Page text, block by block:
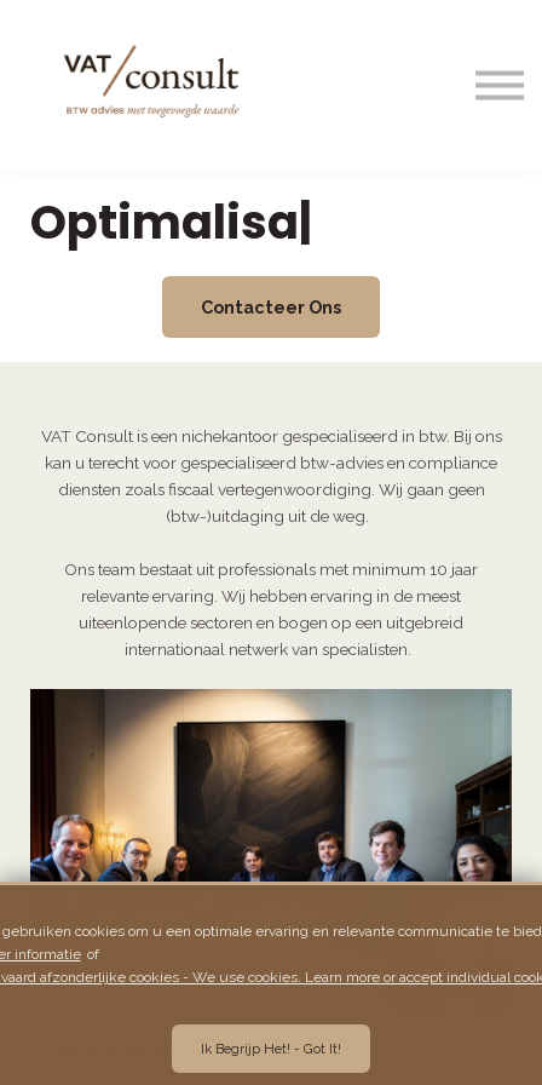
Nuttige links
Taal/language
Optimalisat
Contacteer Ons
VAT Consult is een nichekantoor gespecialiseerd in btw. Bij ons
kan u terecht voor gespecialiseerd btw-advies en compliance
diensten zoals fiscaal vertegenwoordiging. Wij gaan geen
(btw-)uitdaging uit de weg.
Ons team bestaat uit professionals met minimum 10 jaar
relevante ervaring. Wij hebben ervaring in de meest
uiteenlopende sectoren en bogen op een uitgebreid
internationaal netwerk van specialisten.
Advies op maat van uw onderneming.
cookies om u een optimale ervaring en relevante communicatie te
informatie of
afzonderlijke cookies - We use cookies. Learn more or accept individual
Ik Begrijp Het! - Got It!